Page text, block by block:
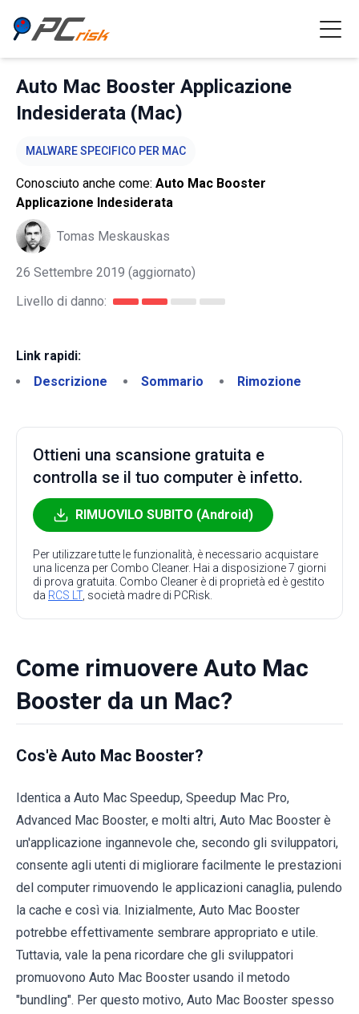
Auto Mac Booster Applicazione
Indesiderata (Mac)
MALWARE SPECIFICO PER MAC
Conosciuto anche come: Auto Mac Booster
Applicazione Indesiderata
Tomas Meskauskas
26 Settembre 2019 (aggiornato)
Livello di danno:
Link rapidi:
Descrizione
Sommario Rimozione
Ottieni una scansione gratuita e
controlla se il tuo computer è infetto.
RIMUOVILO SUBITO (Android)
Per utilizzare tutte le funzionalità, è necessario acquistare
una licenza per Combo Cleaner. Hai a disposizione 7 giorni
di prova gratuita. Combo Cleaner è di proprietà ed è gestito
da RCS LT, società madre di PCRisk.
Come rimuovere Auto Mac
Booster da un Mac?
Cos'è Auto Mac Booster?
Identica a Auto Mac Speedup, Speedup Mac Pro,
Advanced Mac Booster, e molti altri, Auto Mac Booster è
un'applicazione ingannevole che, secondo gli sviluppatori,
consente agli utenti di migliorare facilmente le prestazioni
del computer rimuovendo le applicazioni canaglia, pulendo
la cache e così via. Inizialmente, Auto Mac Booster
potrebbe effettivamente sembrare appropriato e utile.
Tuttavia, vale la pena ricordare che gli sviluppatori
promuovono Auto Mac Booster usando il metodo
"bundling". Per questo motivo, Auto Mac Booster spesso